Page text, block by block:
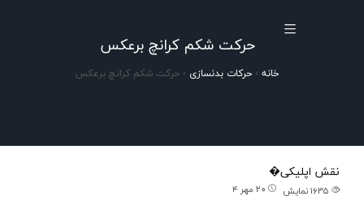
حرکت شکم کرانچ برعکس
خانه ›حرکات بدنسازی ›حرکت شکم کرانچ برعکس
نقش اپلیکی�
۲۰ مهر ۴ نمایش